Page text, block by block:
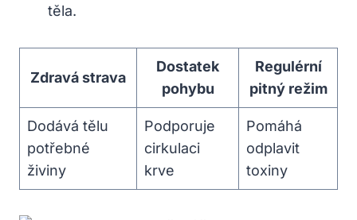
těla.
Zdravá strava
Dostatek
pohybu
Regulérní
pitný režim
Dodává tělu
potřebné
živiny
Podporuje
cirkulaci
krve
Pomáhá
odplavit
toxiny